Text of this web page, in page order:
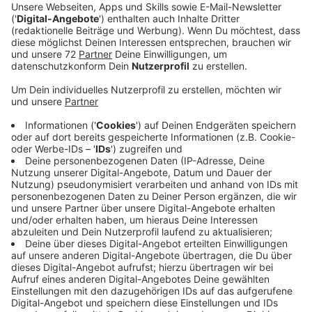
schon.
Veröffentlicht:Donnerstag, 01.02.2024 13:45
Laura Potting
Von Null auf Potting: "Humor"